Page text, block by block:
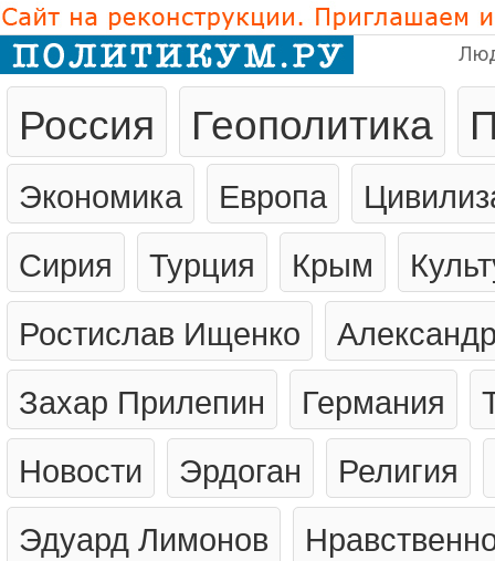
Россия Геополитика
Экономика Европа
Сирия
Турция Крым
Ростислав Ищенко
Захар Прилепин
Германия
Новости
Эрдоган
Религия
Эдуард Лимонов